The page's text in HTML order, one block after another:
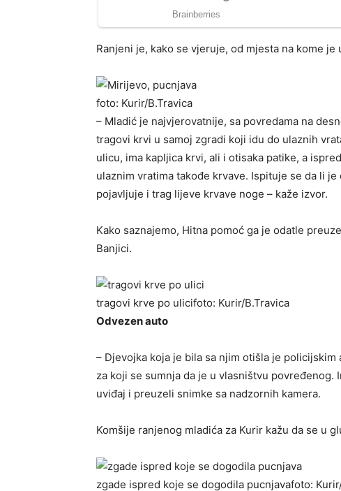
Ranjeni je, kako se vjeruje, od mjesta na kome
foto: Kurir/B.Travica
– Mladić je najvjerovatnije, sa povredama na
tragovi krvi u samoj zgradi koji idu do ulaznih
ulicu, ima kapljica krvi, ali i otisaka patike, a
ulaznim vratima takođe krvave. Ispituje se da li
pojavljuje i trag lijeve krvave noge – kaže izvor.
Kako saznajemo, Hitna pomoć ga je odatle
Banjici.
tragovi krve po ulicifoto: Kurir/B.Travica
Odvezen auto
– Djevojka koja je bila sa njim otišla je
za koji se sumnja da je u vlasništvu
uviđaj i preuzeli snimke sa nadzornih kamera.
Komšije ranjenog mladića za Kurir kažu da se u
zgade ispred koje se dogodila pucnjavafoto: